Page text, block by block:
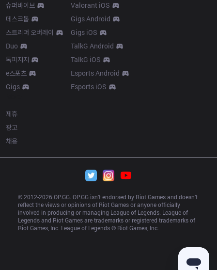
슈퍼바이브
데스크톱
스트리머 오버레이
Duo
톡피지지
e스포츠
Gigs
Valorant iOS
Gigs Android
Gigs iOS
TalkG Android
TalkG iOS
Esports Android
Esports iOS
제휴
광고
채용
© 2012-2026 OP.GG. OP.GG isn’t endorsed by Riot Games and doesn’t
reflect the views or opinions of Riot Games or anyone officially
involved in producing or managing League of Legends. League of
Legends and Riot Games are trademarks or registered trademarks of
Riot Games, Inc. League of Legends © Riot Games, Inc.